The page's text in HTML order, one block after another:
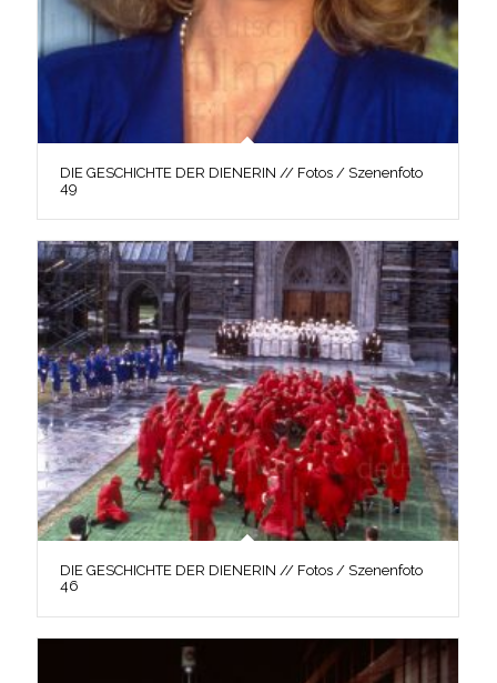
DIE GESCHICHTE DER DIENERIN // Fotos / Szenenfoto
49
DIE GESCHICHTE DER DIENERIN // Fotos / Szenenfoto
46